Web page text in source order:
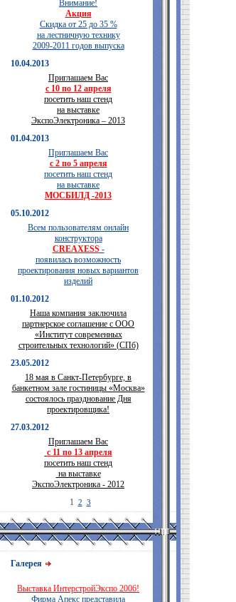
Внимание!
Акция
Скидка от 25 до 35 %
на лестничную технику
2009-2011 годов выпуска
10.04.2013
Приглашаем Вас
с 10 по 12 апреля
посетить наш стенд
на выставке
ЭкспоЭлектроника – 2013
01.04.2013
Приглашаем Вас
с 2 по 5 апреля
посетить наш стенд
на выставке
МОСБИЛД -2013
05.10.2012
Всем пользователям онлайн
конструктора
CREAXESS-
появилась возможность
проектирования новых вариантов
изделий
01.10.2012
Наша компания заключила
партнерское соглашение с ООО
«Институт современных
строительных технологий» (СПб)
23.05.2012
18 мая в Санкт-Петербурге, в
банкетном зале гостиницы «Москва»
состоялось празднование Дня
проектировщика!
27.03.2012
Приглашаем Вас
с 11 по 13 апреля
посетить наш стенд
на выставке
ЭкспоЭлектроника - 2012
1 2 3
Галерея
Выставка ИнтерстройЭкспо 2006!
Фирма Апекс представила